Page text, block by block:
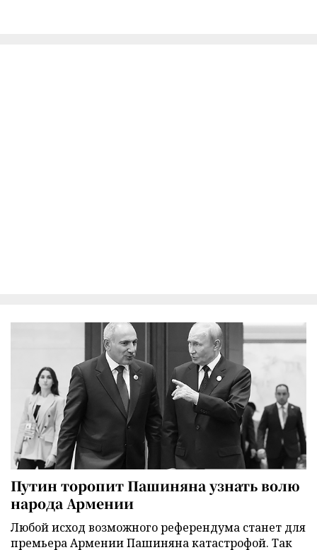
Путин торопит Пашиняна узнать волю
народа Армении
Любой исход возможного референдума станет для
премьера Армении Пашиняна катастрофой. Так